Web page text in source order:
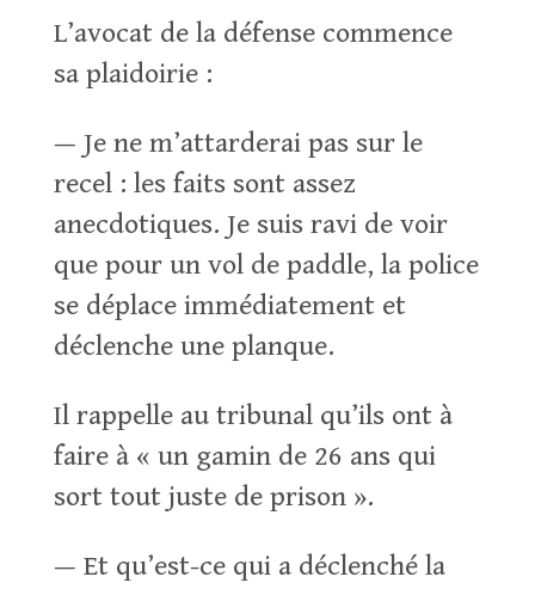
L’avocat de la défense commence
sa plaidoirie :
— Je ne m’attarderai pas sur le
recel : les faits sont assez
anecdotiques. Je suis ravi de voir
que pour un vol de paddle, la police
se déplace immédiatement et
déclenche une planque.
Il rappelle au tribunal qu’ils ont à
faire à « un gamin de 26 ans qui
sort tout juste de prison ».
— Et qu’est-ce qui a déclenché la